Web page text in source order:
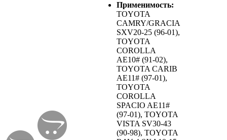
Применимость:
TOYOTA
CAMRY/GRACIA
SXV20-25 (96-01),
TOYOTA
COROLLA
AE10# (91-02),
TOYOTA CARIB
AE11# (97-01),
TOYOTA
COROLLA
SPACIO AE11#
(97-01), TOYOTA
VISTA SV30-43
(90-98), TOYOTA